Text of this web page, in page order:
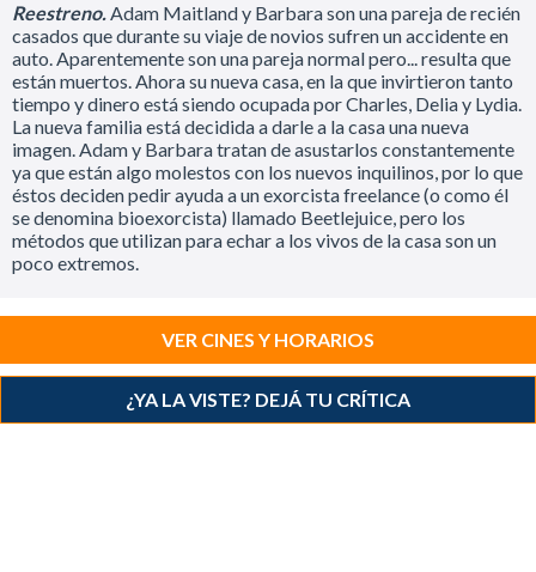
Reestreno.Adam Maitland y Barbara son una pareja de recién
casados que durante su viaje de novios sufren un accidente en
auto. Aparentemente son una pareja normal pero... resulta que
están muertos. Ahora su nueva casa, en la que invirtieron tanto
tiempo y dinero está siendo ocupada por Charles, Delia y Lydia.
La nueva familia está decidida a darle a la casa una nueva
imagen. Adam y Barbara tratan de asustarlos constantemente
ya que están algo molestos con los nuevos inquilinos, por lo que
éstos deciden pedir ayuda a un exorcista freelance (o como él
se denomina bioexorcista) llamado Beetlejuice, pero los
métodos que utilizan para echar a los vivos de la casa son un
poco extremos.
VER CINES Y HORARIOS
¿YA LA VISTE? DEJÁ TU CRÍTICA